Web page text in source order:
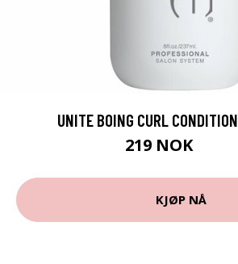
UNITE BOING CURL
219 NOK
KJØP NÅ